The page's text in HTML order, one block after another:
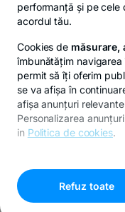
Privacy Hub -
© Copyright 2026
-
opens
performanță și pe cele
acordul tău.
Cookies de măsurare,
îmbunătățim
permit să îți oferim
se va afișa în
afișa anunțuri
Personalizarea
in Politica de cookies.
cookies"
Refuz toate